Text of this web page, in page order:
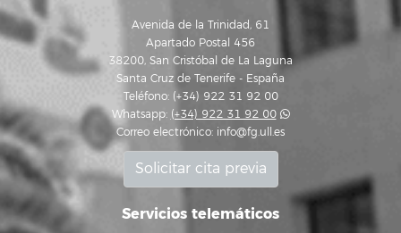
Avenida de la Trinidad, 61
Apartado Postal 456
38200, San Cristóbal de La Laguna
Santa Cruz de Tenerife - España
Teléfono: (+34) 922 31 92 00
Whatsapp: (+34) 922 31 92 00
Correo electrónico: info@fg.ull.es
Solicitar cita previa
Servicios telemáticos